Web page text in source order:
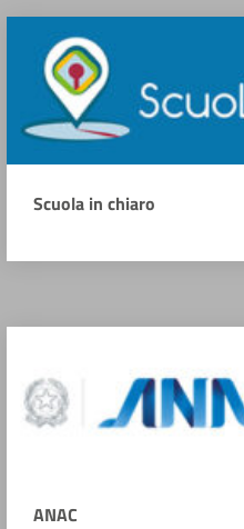
Scuola in chiaro
ANAC